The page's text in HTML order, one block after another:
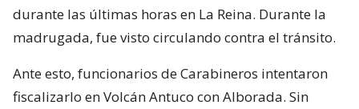
durante las últimas horas en La Reina. Durante la
madrugada, fue visto circulando contra el tránsito.
Ante esto, funcionarios de Carabineros intentaron
fiscalizarlo en Volcán Antuco con Alborada. Sin